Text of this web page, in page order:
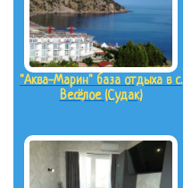
"Аква-Марин" база отдыха в с.
Весёлое (Судак)